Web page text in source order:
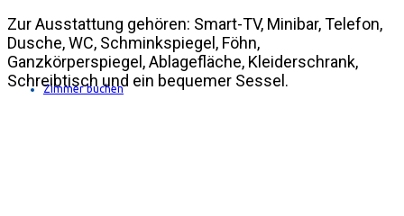
Zimmer buchen
Zur Ausstattung gehören: Smart-TV, Minibar, Telefon,
Dusche, WC, Schminkspiegel, Föhn,
Ganzkörperspiegel, Ablagefläche, Kleiderschrank,
Schreibtisch und ein bequemer Sessel.